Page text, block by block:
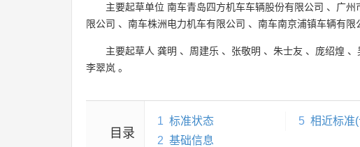
主要起草单位 南车青岛四方机车车辆股份有限公司 、 广州
限公司 、 南车株洲电力机车有限公司 、 南车南京浦镇车辆有限
主要起草人 龚明 、 周建乐 、 张敬明 、 朱士友 、 庞绍煌 、
李翠岚 。
目录
1 标准状态
2 基础信息
5 相近标准